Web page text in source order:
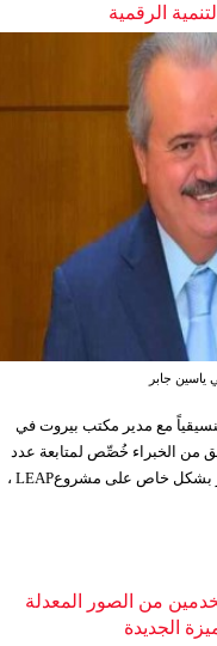
ياسين جابر
مع مدير مكتب بيروت في
من الخبراء خُصِّص لمتابعة عدد
من المشاريع قيد التنفيذ، وجرى التركيز بشكل خاص على مشروعLEAP ،
من الصور المعدلة
الجديدة